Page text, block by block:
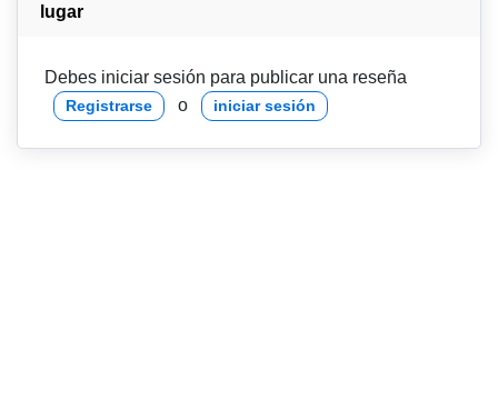
lugar
Debes iniciar sesión para publicar una reseña
Registrarse o iniciar sesión